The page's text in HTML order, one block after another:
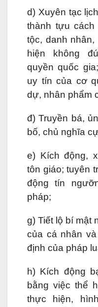
d) Xuyên tạc
thành tựu cách
tộc, danh
hiện không
quyền quốc
uy tín của cơ
dự, nhân phẩm
đ) Truyền bá,
bố, chủ nghĩa
e) Kích động,
tôn giáo; tuyên
động tín
pháp;
g) Tiết lộ bí mật
của cá nhân
định của pháp
h) Kích động
bằng việc thể
thực hiện,